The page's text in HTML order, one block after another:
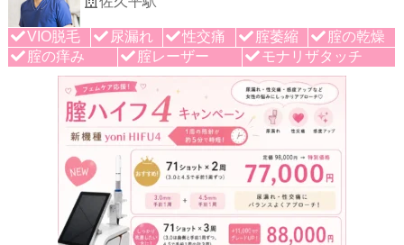
VIO脱毛 尿漏れ 性交痛 腟萎縮
腟の乾燥
腟の痒み
腟レーザー モナリザタッチ